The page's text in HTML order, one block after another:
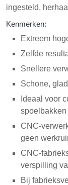
ingesteld,
Kenmerken:
Extreem
Zelfde
Snellere
Schone,
Ideaal voor
CNC-
geen
CNC-
verspilling
Bij